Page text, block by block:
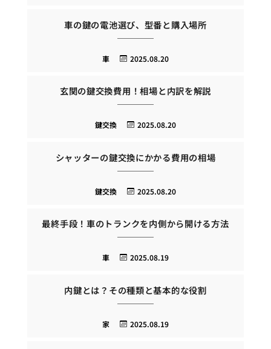
車の鍵の電池選び、型番と購入場所
2025.08.20
車
玄関の鍵交換費用！相場と内訳を解説
2025.08.20
鍵交換
シャッターの鍵交換にかかる費用の相場
2025.08.20
鍵交換
最終手段！車のトランクを内側から開ける方法
2025.08.19
車
内鍵とは？その種類と基本的な役割
2025.08.19
家